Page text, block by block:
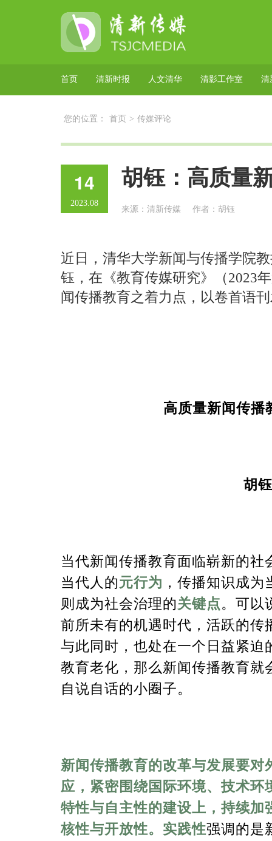
首页 清新时报 人文清华 清影工作室 清
您的位置： 首页 > 传媒评论
14
2023.08
胡钰：高质量
来源：清新传媒 作者：胡钰
近日，清华大学新闻与传播学院
钰，在《教育传媒研究》（2023
闻传播教育之着力点，以卷首语
高质量新闻传播
胡钰
当代新闻传播教育面临崭新的
当代人的元行为 ，传播知识成为
则成为社会治理的关键点。可以
前所未有的机遇时代，活跃的传
与此同时，也处在一个日益紧迫
教育老化，那么新闻传播教育就
自说自话的小圈子。
新闻传播教育的改革与发展要对
应，紧密围绕国际环境、技术
特性与自主性的建设上，持续加
核性与开放性。实践性强调的是